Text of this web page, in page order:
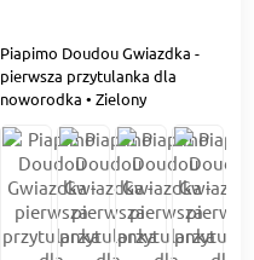
Piapimo Doudou Gwiazdka -
pierwsza przytulanka dla
noworodka • Zielony